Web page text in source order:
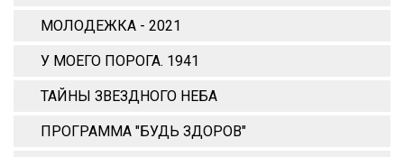
МОЛОДЕЖКА - 2021
У МОЕГО ПОРОГА. 1941
ТАЙНЫ ЗВЕЗДНОГО НЕБА
ПРОГРАММА "БУДЬ ЗДОРОВ"